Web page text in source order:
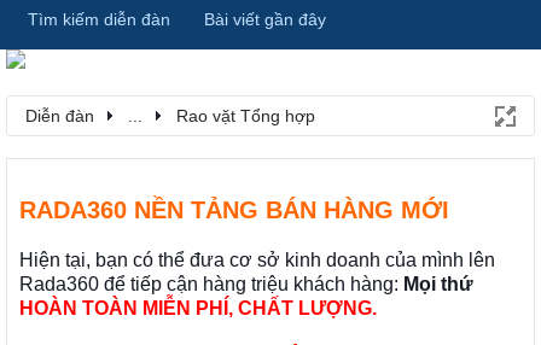
Diễn đàn Rao vặt Tổng hợp
RADA360 NỀN TẢNG BÁN HÀNG MỚI
Hiện tại, bạn có thể đưa cơ sở kinh doanh của mình lên
Rada360 để tiếp cận hàng triệu khách hàng: Mọi thứ
HOÀN TOÀN MIỄN PHÍ, CHẤT LƯỢNG.
Tìm kiếm diễn đàn Bài viết gần đây